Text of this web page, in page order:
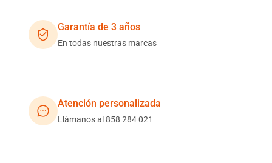
Garantía de 3 años
En todas nuestras marcas
Atención personalizada
Llámanos al 858 284 021